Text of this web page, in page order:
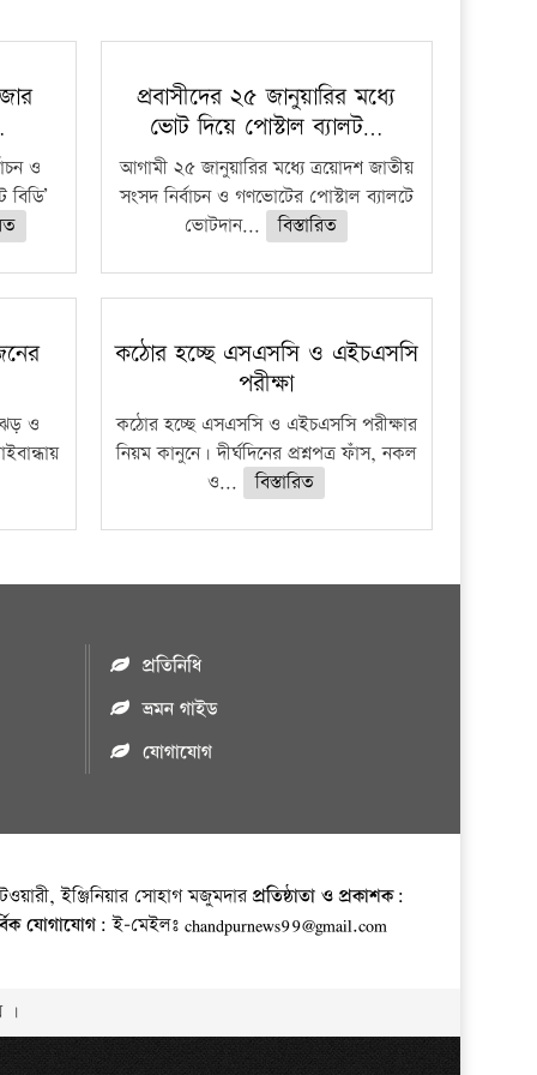
ও
প্রবাসীদের ২৫ জানুয়ারির মধ্যে
ভোট দিয়ে পোস্টাল ব্যালট…
আগামী ২৫ জানুয়ারির মধ্যে ত্রয়োদশ জাতীয়
সংসদ নির্বাচন ও গণভোটের পোস্টাল ব্যালটে
ভোটদান...
বিস্তারিত
ঝড় ও
কঠোর হচ্ছে এসএসসি ও এইচএসসি
পরীক্ষা
কঠোর হচ্ছে এসএসসি ও এইচএসসি পরীক্ষার
নিয়ম কানুনে। দীর্ঘদিনের প্রশ্নপত্র ফাঁস, নকল
ও...
বিস্তারিত
প্রতিনিধি
ভ্রমন গাইড
যোগাযোগ
ইঞ্জিনিয়ার সোহাগ মজুমদারপ্রতিষ্ঠাতা ও প্রকাশক:
যোগাযোগ: ই-মেইলঃ chandpurnews99@gmail.com
।